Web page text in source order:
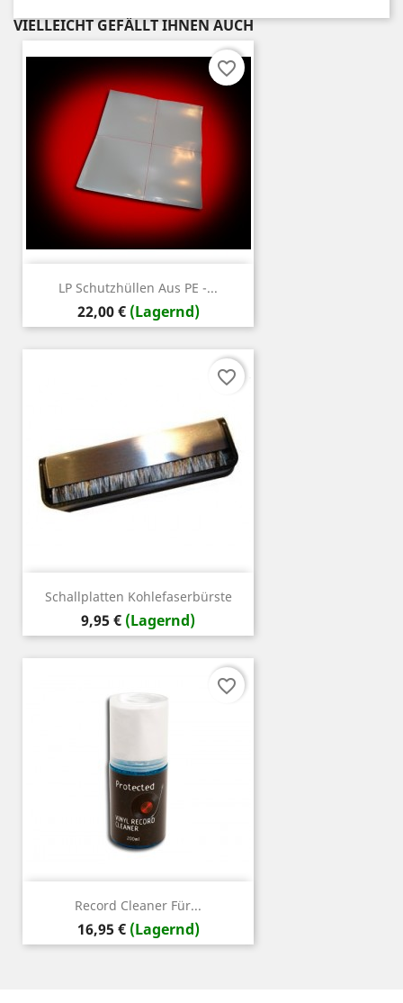
VIELLEICHT GEFÄLLT IHNEN AUCH
LP Schutzhüllen Aus PE -...
Preis
22,00 € (Lagernd)
favorite_border
Schallplatten Kohlefaserbürste
Preis
9,95 € (Lagernd)
favorite_border
Record Cleaner Für...
Preis
16,95 € (Lagernd)
favorite_border